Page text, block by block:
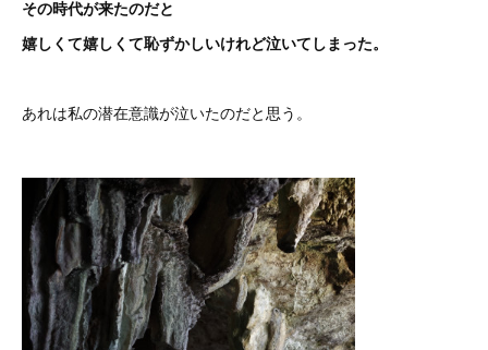
その時代が来たのだと
嬉しくて嬉しくて恥ずかしいけれど泣いてしまった。
あれは私の潜在意識が泣いたのだと思う。